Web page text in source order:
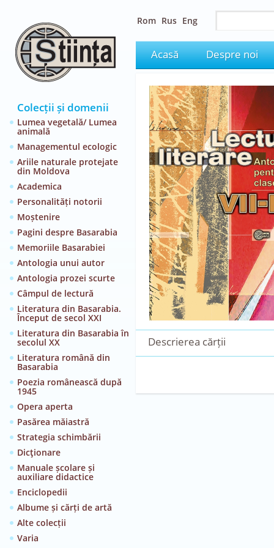
Colecții și domenii
Lumea vegetală/ Lumea
animală
Managementul ecologic
Ariile naturale protejate
din Moldova
Academica
Personalități notorii
Moștenire
Pagini despre Basarabia
Memoriile Basarabiei
Antologia unui autor
Antologia prozei scurte
Câmpul de lectură
Literatura din Basarabia.
Început de secol XXI
Literatura din Basarabia în
secolul XX
Literatura română din
Basarabia
Poezia românească după
1945
Opera aperta
Pasărea măiastră
Strategia schimbării
Dicţionare
Manuale școlare și
auxiliare didactice
Enciclopedii
Albume și cărți de artă
Alte colecții
Varia
Rom Rus Eng
Acasă Despre noi
Descrierea cărții